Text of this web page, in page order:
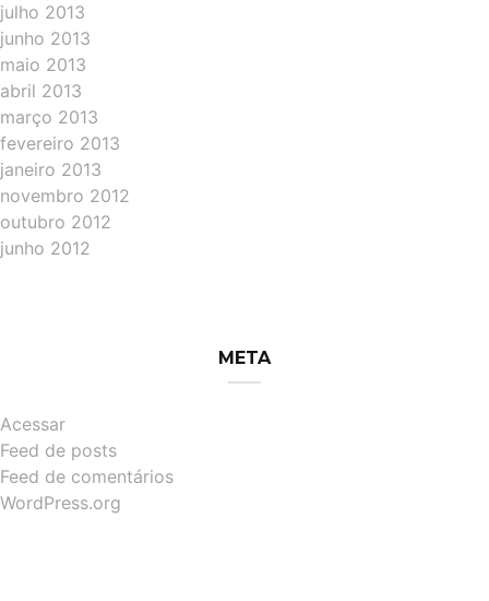
julho 2013
junho 2013
maio 2013
abril 2013
março 2013
fevereiro 2013
janeiro 2013
novembro 2012
outubro 2012
junho 2012
META
Acessar
Feed de posts
Feed de comentários
WordPress.org